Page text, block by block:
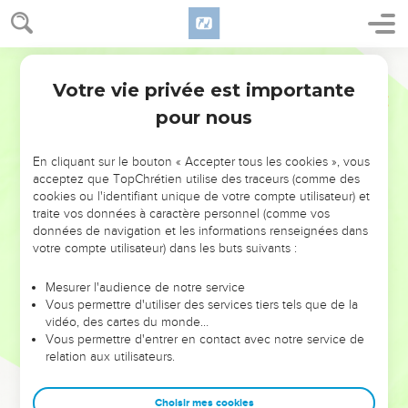
NE MANQUEZ PAS L’ÉVÉNEMENT
DE L’ANNÉE !
ET SI LEURS ERREURS POUVAIENT VOUS ÉVITER LES
VOTRES ?
leur foi ou leur vision. Mais on voit moins les doutes, les erreurs
et les saisons difficiles qu'ils ont traversés, alors même que ce
sont elles qui les ont façonnés.
Dans cette conférence, leaders, entrepreneurs, et responsables
clés pour avancer avec plus de sagesse afin que leurs erreurs
Votre vie privée est importante
pour nous
En cliquant sur le bouton « Accepter tous les cookies », vous
acceptez que TopChrétien utilise des traceurs (comme des
cookies ou l'identifiant unique de votre compte utilisateur) et
traite vos données à caractère personnel (comme vos
données de navigation et les informations renseignées dans
votre compte utilisateur) dans les buts suivants :
Mesurer l'audience de notre service
Vous permettre d'utiliser des services tiers tels que de la
vidéo, des cartes du monde…
Vous permettre d'entrer en contact avec notre service de
relation aux utilisateurs.
Choisir mes cookies